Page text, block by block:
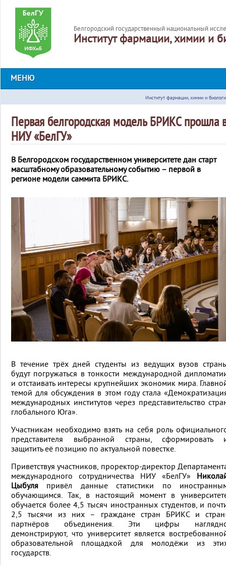
Белгородский государственный национальный
Институт фармации, химии и
МЕНЮ
Институт фармации, химии и
Первая белгородская модель БРИКС прошла
НИУ «БелГУ»
В Белгородском государственном университете дан старт
масштабному образовательному событию – первой в
регионе модели саммита БРИКС.
В течение трёх дней студенты из ведущих вузов
будут погружаться в тонкости международной
и отстаивать интересы крупнейших экономик мира.
темой для обсуждения в этом году стала
международных институтов через представительство
глобального Юга».
Участникам необходимо взять на себя роль
представителя выбранной страны, сформировать
защитить её позицию по актуальной повестке.
Приветствуя участников, проректор-директор
международного сотрудничества НИУ «БелГУ»
Цыбуля привёл данные статистики по
обучающимся. Так, в настоящий момент в
обучается более 4,5 тысяч иностранных студентов, и
2,5 тысячи из них – граждане стран БРИКС и
партнёров объединения. Эти цифры
демонстрируют, что университет является
образовательной площадкой для молодёжи из
государств.